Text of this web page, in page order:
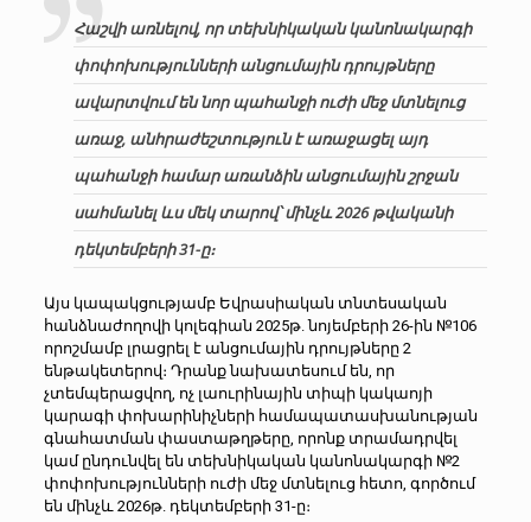
Հաշվի առնելով, որ տեխնիկական կանոնակարգի
փոփոխությունների անցումային դրույթները
ավարտվում են նոր պահանջի ուժի մեջ մտնելուց
առաջ, անհրաժեշտություն է առաջացել այդ
պահանջի համար առանձին անցումային շրջան
սահմանել ևս մեկ տարով՝ մինչև 2026 թվականի
դեկտեմբերի 31-ը։
Այս կապակցությամբ Եվրասիական տնտեսական
հանձնաժողովի կոլեգիան 2025թ. նոյեմբերի 26-ին №106
որոշմամբ լրացրել է անցումային դրույթները 2
ենթակետերով։ Դրանք նախատեսում են, որ
չտեմպերացվող, ոչ լաուրինային տիպի կակաոյի
կարագի փոխարինիչների համապատասխանության
գնահատման փաստաթղթերը, որոնք տրամադրվել
կամ ընդունվել են տեխնիկական կանոնակարգի №2
փոփոխությունների ուժի մեջ մտնելուց հետո, գործում
են մինչև 2026թ. դեկտեմբերի 31-ը։